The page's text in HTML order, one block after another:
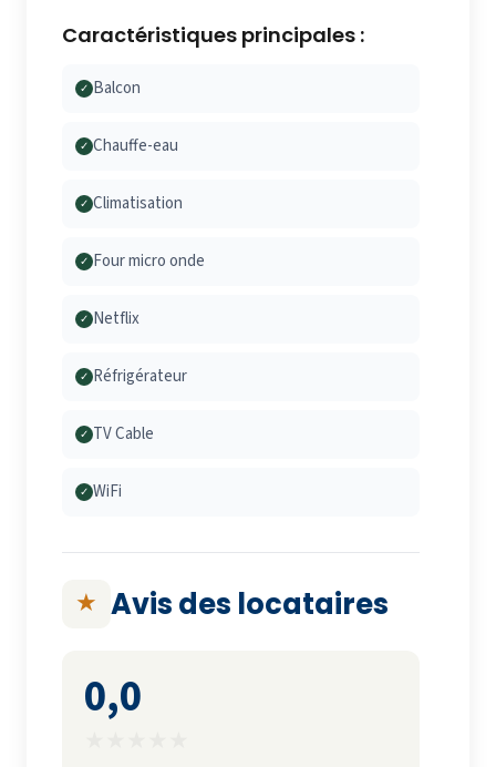
Caractéristiques principales :
✓ Balcon
✓ Chauffe-eau
✓ Climatisation
✓ Four micro onde
✓ Netflix
✓ Réfrigérateur
✓ TV Cable
✓ WiFi
★ Avis des locataires
0,0